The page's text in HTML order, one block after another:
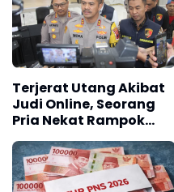
Terjerat Utang Akibat
Judi Online, Seorang
Pria Nekat Rampok
Bunuh Anak Kecil